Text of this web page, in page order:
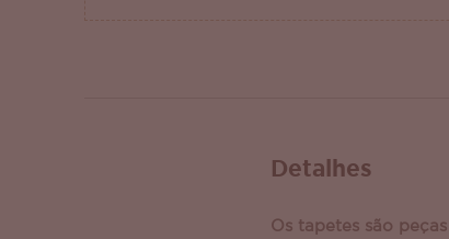
Detalhes
Os tapetes são